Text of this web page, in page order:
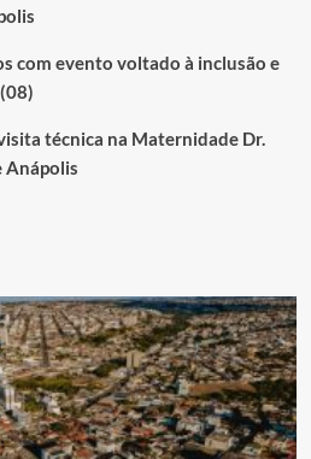
com evento voltado à inclusão e
técnica na Maternidade Dr.
Anápolis